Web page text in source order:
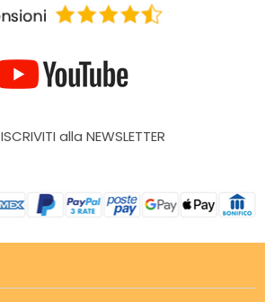
ISCRIVITI alla NEWSLETTER